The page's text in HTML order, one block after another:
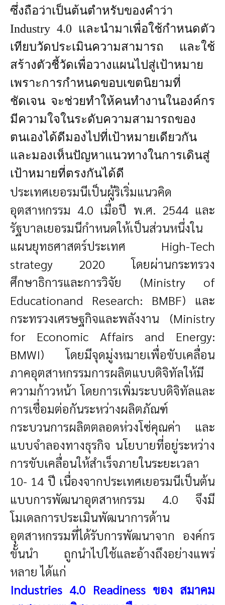
ซึ่งถือว่าเป็นต้นตำหรับของคำว่า
Industry 4.0 และนำมาเพื่อใช้กำหนดตัว
เทียบวัดประเมินความสามารถ และใช้
สร้างตัวชี้วัดเพื่อวางแผนไปสู่เป้าหมาย
เพราะการกำหนดขอบเขตนิยามที่
ชัดเจน จะช่วยทำให้คนทำงานในองค์กร
มีความใจในระดับความสามารถของ
ตนเองได้ดีมองไปที่เป้าหมายเดียวกัน
และมองเห็นปัญหาแนวทางในการเดินสู่
เป้าหมายที่ตรงกันได้ดี
ประเทศเยอรมนีเป็นผู้ริเริ่มแนวคิด
อุตสาหกรรม 4.0 เมื่อปี พ.ศ. 2544 และ
รัฐบาลเยอรมนีกำหนดให้เป็นส่วนหนึ่งใน
แผนยุทธศาสตร์ประเทศ High-Tech
strategy 2020 โดยผ่านกระทรวง
ศึกษาธิการและการวิจัย (Ministry of
Educationand Research: BMBF) และ
กระทรวงเศรษฐกิจและพลังงาน (Ministry
for Economic Affairs and Energy:
BMWI) โดยมีจุดมู่งหมายเพื่อขับเคลื่อน
ภาคอุตสาหกรรมการผลิตแบบดิจิทัลให้มี
ความก้าวหน้า โดยการเพิ่มระบบดิจิทัลและ
การเชื่อมต่อกันระหว่างผลิตภัณฑ์
กระบวนการผลิตตลอดห่วงโซ่คุณค่า และ
แบบจำลองทางธุรกิจ นโยบายที่อยู่ระหว่าง
การขับเคลื่อนให้สำเร็จภายในระยะเวลา
10- 14 ปี เนื่องจากประเทศเยอรมนีเป็นต้น
แบบการพัฒนาอุตสาหกรรม 4.0 จึงมี
โมเดลการประเมินพัฒนาการด้าน
อุตสาหกรรมที่ได้รับการพัฒนาจาก องค์กร
ขั้นนำ ถูกนำไปใช้และอ้างถึงอย่างแพร่
หลาย ได้แก่
Industries 4.0 Readiness ของ สมาคม